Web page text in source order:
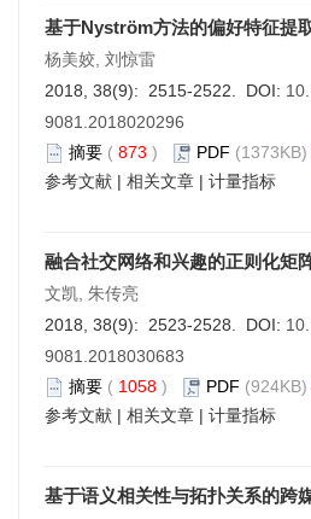
基于Nyström方法的偏好特征提
杨美姣, 刘惊雷
2018, 38(9): 2515-2522. DOI:
9081.2018020296
摘要 ( 873 ) PDF (1373KB)
参考文献 | 相关文章 | 计量指标
融合社交网络和兴趣的正则化矩
文凯, 朱传亮
2018, 38(9): 2523-2528. DOI:
9081.2018030683
摘要 ( 1058 ) PDF (924KB)
参考文献 | 相关文章 | 计量指标
基于语义相关性与拓扑关系的跨